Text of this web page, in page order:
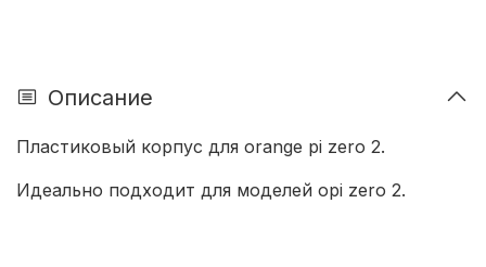
Описание
Пластиковый корпус для orange pi zero 2.
Идеально подходит для моделей opi zero 2.